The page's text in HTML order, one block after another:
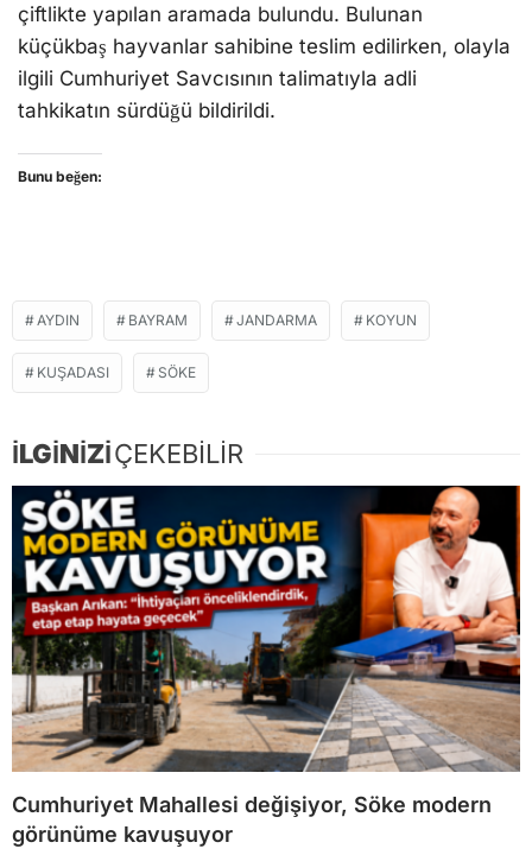
çiftlikte yapılan aramada bulundu. Bulunan
küçükbaş hayvanlar sahibine teslim edilirken, olayla
ilgili Cumhuriyet Savcısının talimatıyla adli
tahkikatın sürdüğü bildirildi.
Bunu beğen:
AYDIN BAYRAM JANDARMA KOYUN
KUŞADASI SÖKE
İLGİNİZİÇEKEBİLİR
Cumhuriyet Mahallesi değişiyor, Söke modern
görünüme kavuşuyor